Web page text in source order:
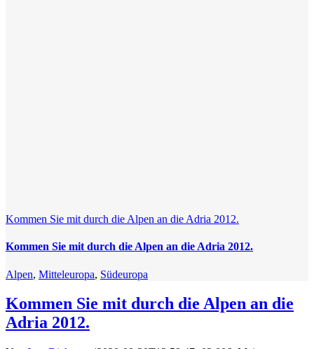
Kommen Sie mit durch die Alpen an die Adria 2012.
Kommen Sie mit durch die Alpen an die Adria 2012.
Alpen, Mitteleuropa, Südeuropa
Kommen Sie mit durch die Alpen an die
Adria 2012.